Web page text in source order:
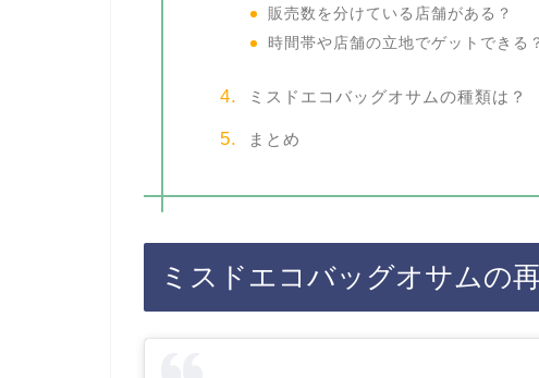
販売数を分けている店舗がある？
時間帯や店舗の立地でゲットできる？
ミスドエコバッグオサムの種類は？
まとめ
ミスドエコバッグオサムの